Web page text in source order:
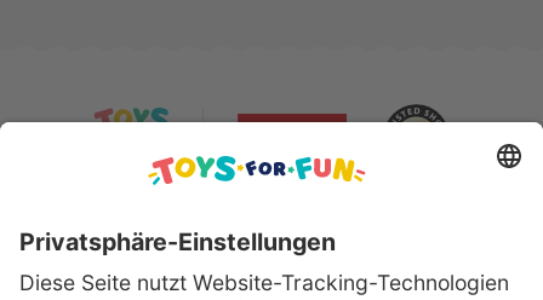
Sicher bezahlen mit: